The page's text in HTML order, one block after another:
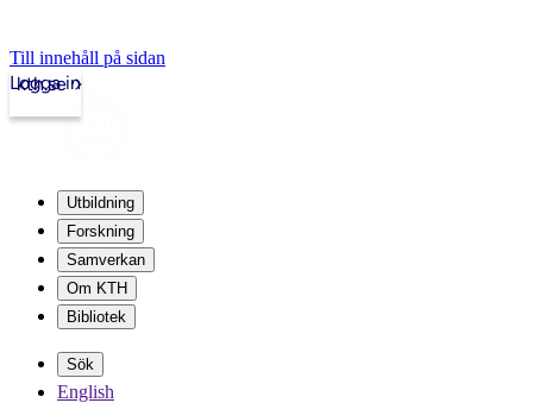
Till innehåll på sidan
kth.se
Logga in
Utbildning
Forskning
Samverkan
Om KTH
Bibliotek
Sök
English